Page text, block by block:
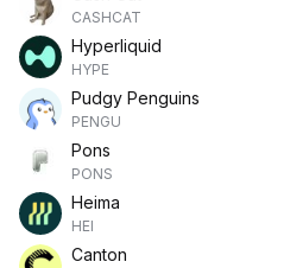
CASHCAT
Hyperliquid
HYPE
Pudgy Penguins
PENGU
Pons
PONS
Heima
HEI
Canton